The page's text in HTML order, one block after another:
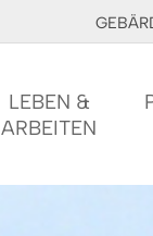
LEBEN &
ARBEITEN